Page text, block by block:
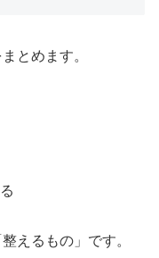
とめます。
えるもの」です。